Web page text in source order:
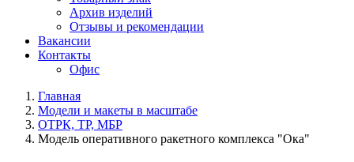
Архив изделий
Отзывы и рекомендации
Вакансии
Контакты
Офис
Главная
Модели и макеты в масштабе
ОТРК, ТР, МБР
Модель оперативного ракетного комплекса "Ока"